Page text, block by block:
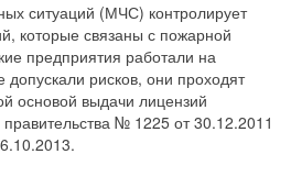
ситуаций (МЧС) контролирует
которые связаны с пожарной
предприятия работали на
рисков, они проходят
основой выдачи лицензий
№ 1225 от 30.12.2011